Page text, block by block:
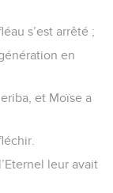
s’est arrêté ;
en
et Moïse a
leur avait